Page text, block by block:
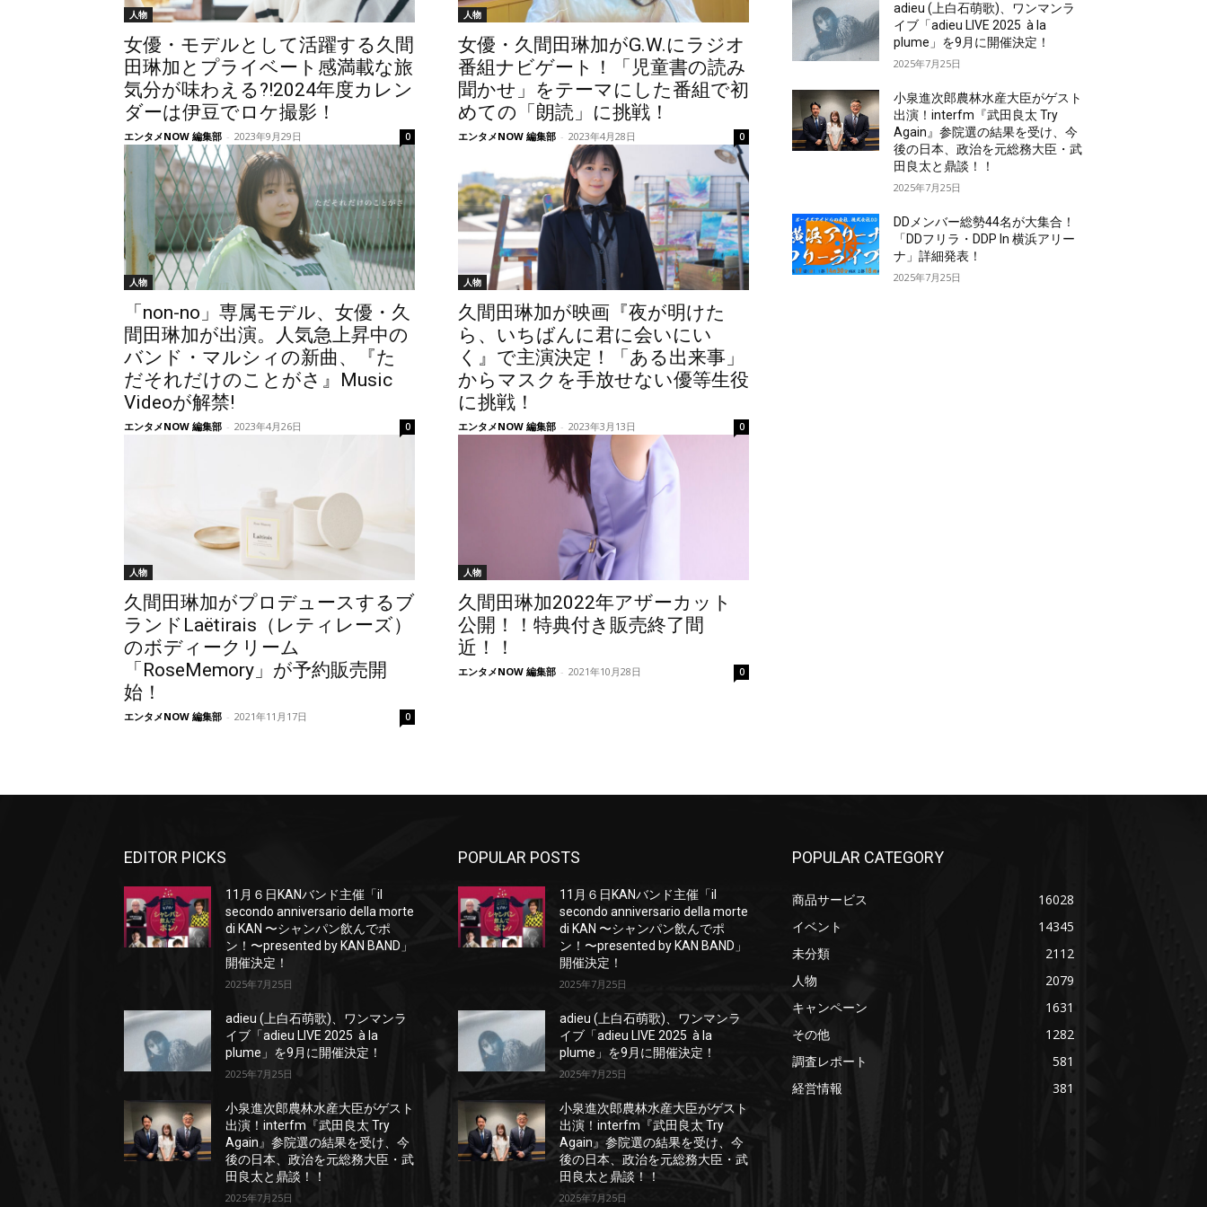
人物
女優・モデルとして活躍する久間
田琳加とプライベート感満載な旅
気分が味わえる?!2024年度カレン
ダーは伊豆でロケ撮影！
エンタメNOW 編集部 - 2023年9月29日 0
人物
女優・久間田琳加がG.W.にラジオ
番組ナビゲート！「児童書の読み
聞かせ」をテーマにした番組で初
めての「朗読」に挑戦！
エンタメNOW 編集部 - 2023年4月28日 0
人物
「non-no」専属モデル、女優・久
間田琳加が出演。人気急上昇中の
バンド・マルシィの新曲、『た
だそれだけのことがさ』Music
Videoが解禁!
エンタメNOW 編集部 - 2023年4月26日 0
人物
久間田琳加が映画『夜が明けた
ら、いちばんに君に会いにい
く』で主演決定！「ある出来事」
からマスクを手放せない優等生役
に挑戦！
エンタメNOW 編集部 - 2023年3月13日 0
人物
久間田琳加がプロデュースするブ
ランドLaëtirais（レティレーズ）
のボディークリーム
「RoseMemory」が予約販売開
始！
エンタメNOW 編集部 - 2021年11月17日 0
人物
久間田琳加2022年アザーカット
公開！！特典付き販売終了間
近！！
エンタメNOW 編集部 - 2021年10月28日 0
adieu (上白石萌歌)、ワンマンラ
イブ「adieu LIVE 2025 à la
plume」を9月に開催決定！
2025年7月25日
小泉進次郎農林水産大臣がゲスト
出演！interfm『武田良太 Try
Again』参院選の結果を受け、今
後の日本、政治を元総務大臣・武
田良太と鼎談！！
2025年7月25日
DDメンバー総勢44名が大集合！
「DDフリラ・DDP In 横浜アリー
ナ」詳細発表！
2025年7月25日
EDITOR PICKS
11月６日KANバンド主催「il
secondo anniversario della morte
di KAN 〜シャンパン飲んでポ
ン！〜presented by KAN BAND」
開催決定！
2025年7月25日
adieu (上白石萌歌)、ワンマンラ
イブ「adieu LIVE 2025 à la
plume」を9月に開催決定！
2025年7月25日
小泉進次郎農林水産大臣がゲスト
出演！interfm『武田良太 Try
Again』参院選の結果を受け、今
後の日本、政治を元総務大臣・武
田良太と鼎談！！
2025年7月25日
POPULAR POSTS
11月６日KANバンド主催「il
secondo anniversario della morte
di KAN 〜シャンパン飲んでポ
ン！〜presented by KAN BAND」
開催決定！
2025年7月25日
adieu (上白石萌歌)、ワンマンラ
イブ「adieu LIVE 2025 à la
plume」を9月に開催決定！
2025年7月25日
小泉進次郎農林水産大臣がゲスト
出演！interfm『武田良太 Try
Again』参院選の結果を受け、今
後の日本、政治を元総務大臣・武
田良太と鼎談！！
2025年7月25日
POPULAR CATEGORY
商品サービス
16028
イベント
14345
未分類
2112
人物
2079
キャンペーン
1631
その他
1282
調査レポート
581
経営情報
381